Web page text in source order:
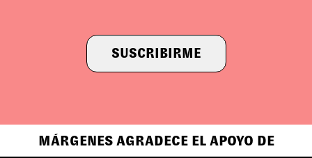
SUSCRIBIRME
MÁRGENES AGRADECE EL APOYO DE